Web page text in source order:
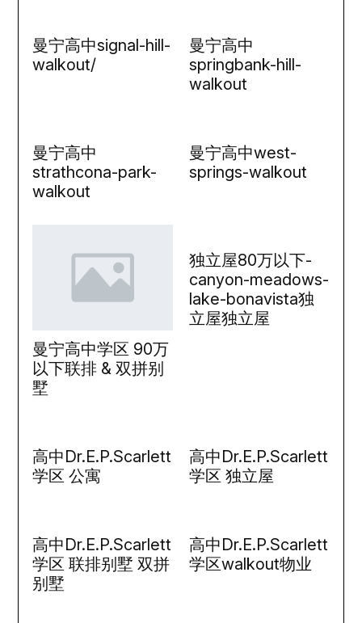
曼宁高中signal-hill-
walkout/
曼宁高中
springbank-hill-
walkout
曼宁高中
strathcona-park-
walkout
曼宁高中west-
springs-walkout
曼宁高中学区 90万
以下联排 & 双拼别
墅
独立屋80万以下-
canyon-meadows-
lake-bonavista独
立屋独立屋
高中Dr.E.P.Scarlett
学区 公寓
高中Dr.E.P.Scarlett
学区 独立屋
高中Dr.E.P.Scarlett
学区 联排别墅 双拼
别墅
高中Dr.E.P.Scarlett
学区walkout物业